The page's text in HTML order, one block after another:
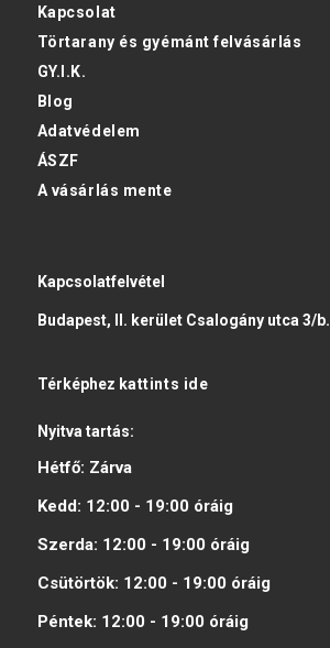
Kapcsolat
Törtarany és gyémánt felvásárlás
GY.I.K.
Blog
Adatvédelem
ÁSZF
A vásárlás mente
Kapcsolatfelvétel
Budapest, II. kerület Csalogány utca 3/b.
Térképhez kattints ide
Nyitva tartás:
Hétfő: Zárva
Kedd: 12:00 - 19:00 óráig
Szerda: 12:00 - 19:00 óráig
Csütörtök: 12:00 - 19:00 óráig
Péntek: 12:00 - 19:00 óráig